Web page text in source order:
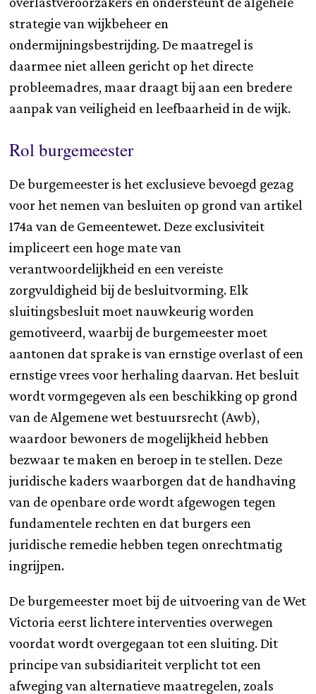
strategie van wijkbeheer en
ondermijningsbestrijding. De maatregel is
daarmee niet alleen gericht op het directe
probleemadres, maar draagt bij aan een bredere
aanpak van veiligheid en leefbaarheid in de wijk.
Rol burgemeester
De burgemeester is het exclusieve bevoegd gezag
voor het nemen van besluiten op grond van artikel
174a van de Gemeentewet. Deze exclusiviteit
impliceert een hoge mate van
verantwoordelijkheid en een vereiste
zorgvuldigheid bij de besluitvorming. Elk
sluitingsbesluit moet nauwkeurig worden
gemotiveerd, waarbij de burgemeester moet
aantonen dat sprake is van ernstige overlast of een
ernstige vrees voor herhaling daarvan. Het besluit
wordt vormgegeven als een beschikking op grond
van de Algemene wet bestuursrecht (Awb),
waardoor bewoners de mogelijkheid hebben
bezwaar te maken en beroep in te stellen. Deze
juridische kaders waarborgen dat de handhaving
van de openbare orde wordt afgewogen tegen
fundamentele rechten en dat burgers een
juridische remedie hebben tegen onrechtmatig
ingrijpen.
De burgemeester moet bij de uitvoering van de Wet
Victoria eerst lichtere interventies overwegen
voordat wordt overgegaan tot een sluiting. Dit
principe van subsidiariteit verplicht tot een
afweging van alternatieve maatregelen, zoals